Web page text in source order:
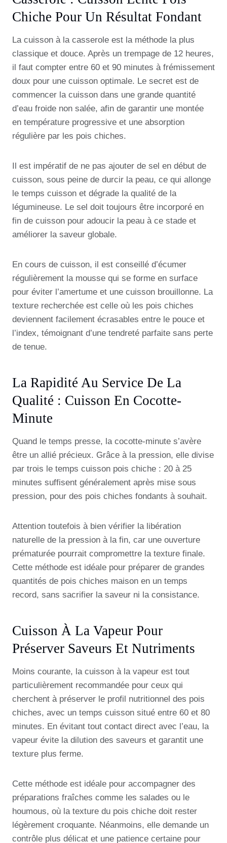
Chiche Pour Un Résultat Fondant
La cuisson à la casserole est la méthode la plus
classique et douce. Après un trempage de 12 heures,
il faut compter entre 60 et 90 minutes à frémissement
doux pour une cuisson optimale. Le secret est de
commencer la cuisson dans une grande quantité
d’eau froide non salée, afin de garantir une montée
en température progressive et une absorption
régulière par les pois chiches.
Il est impératif de ne pas ajouter de sel en début de
cuisson, sous peine de durcir la peau, ce qui allonge
le temps cuisson et dégrade la qualité de la
légumineuse. Le sel doit toujours être incorporé en
fin de cuisson pour adoucir la peau à ce stade et
améliorer la saveur globale.
En cours de cuisson, il est conseillé d’écumer
régulièrement la mousse qui se forme en surface
pour éviter l’amertume et une cuisson brouillonne. La
texture recherchée est celle où les pois chiches
deviennent facilement écrasables entre le pouce et
l’index, témoignant d’une tendreté parfaite sans perte
de tenue.
La Rapidité Au Service De La
Qualité : Cuisson En Cocotte-
Minute
Quand le temps presse, la cocotte-minute s’avère
être un allié précieux. Grâce à la pression, elle divise
par trois le temps cuisson pois chiche : 20 à 25
minutes suffisent généralement après mise sous
pression, pour des pois chiches fondants à souhait.
Attention toutefois à bien vérifier la libération
naturelle de la pression à la fin, car une ouverture
prématurée pourrait compromettre la texture finale.
Cette méthode est idéale pour préparer de grandes
quantités de pois chiches maison en un temps
record, sans sacrifier la saveur ni la consistance.
Cuisson À La Vapeur Pour
Préserver Saveurs Et Nutriments
Moins courante, la cuisson à la vapeur est tout
particulièrement recommandée pour ceux qui
cherchent à préserver le profil nutritionnel des pois
chiches, avec un temps cuisson situé entre 60 et 80
minutes. En évitant tout contact direct avec l’eau, la
vapeur évite la dilution des saveurs et garantit une
texture plus ferme.
Cette méthode est idéale pour accompagner des
préparations fraîches comme les salades ou le
houmous, où la texture du pois chiche doit rester
légèrement croquante. Néanmoins, elle demande un
contrôle plus délicat et une patience certaine pour